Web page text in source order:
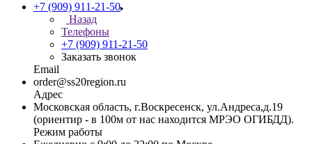
+7 (909) 911-21-50
Назад
Телефоны
+7 (909) 911-21-50
Заказать звонок
Email
order@ss20region.ru
Адрес
Московская область, г.Воскресенск, ул.Андреса,д.19
(ориентир - в 100м от нас находится МРЭО ОГИБДД).
Режим работы